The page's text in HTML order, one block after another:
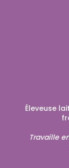
Éleveuse
Travaille